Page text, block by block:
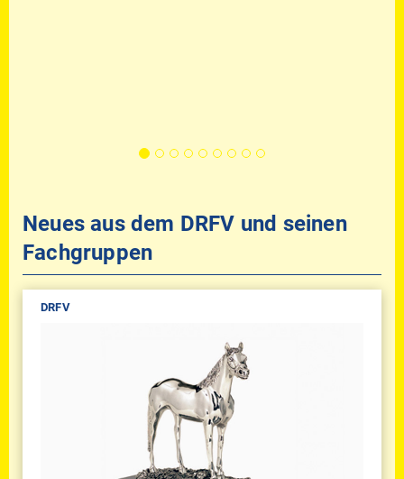
Neues aus dem DRFV und seinen
Fachgruppen
DRFV